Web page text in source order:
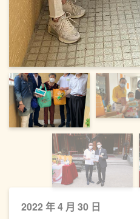
2022 年 4 月 30 日